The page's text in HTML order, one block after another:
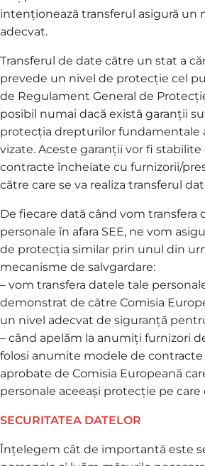
intenționează transferul asigură un
adecvat.
Transferul de date către un stat a
prevede un nivel de protecție cel
de Regulament General de
posibil numai dacă există garanții
protecția drepturilor fundamentale
vizate. Aceste garanții vor fi
contracte încheiate cu furnizorii/
către care se va realiza transferul
De fiecare dată când vom transfera
personale în afara SEE, ne vom
de protecția similar prin unul din
mecanisme de salvgardare:
– vom transfera datele tale
demonstrat de către Comisia
un nivel adecvat de siguranță
– când apelăm la anumiți furnizori
folosi anumite modele de contracte
aprobate de Comisia Europeană
personale aceeași protecție pe care
SECURITATEA DATELOR
Înțelegem cât de importantă este